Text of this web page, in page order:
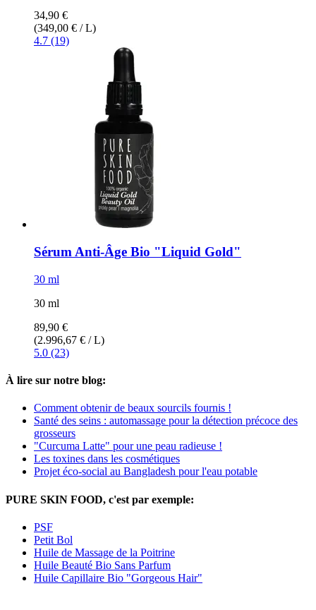
34,90 €
(349,00 € / L)
4.7 (19)
Sérum Anti-​Âge Bio "Liquid Gold"
30 ml
30 ml
89,90 €
(2.996,67 € / L)
5.0 (23)
À lire sur notre blog:
Comment obtenir de beaux sourcils fournis !
Santé des seins : automassage pour la détection précoce des
grosseurs
"Curcuma Latte" pour une peau radieuse !
Les toxines dans les cosmétiques
Projet éco-social au Bangladesh pour l'eau potable
PURE SKIN FOOD, c'est par exemple:
PSF
Petit Bol
Huile de Massage de la Poitrine
Huile Beauté Bio Sans Parfum
Huile Capillaire Bio "Gorgeous Hair"